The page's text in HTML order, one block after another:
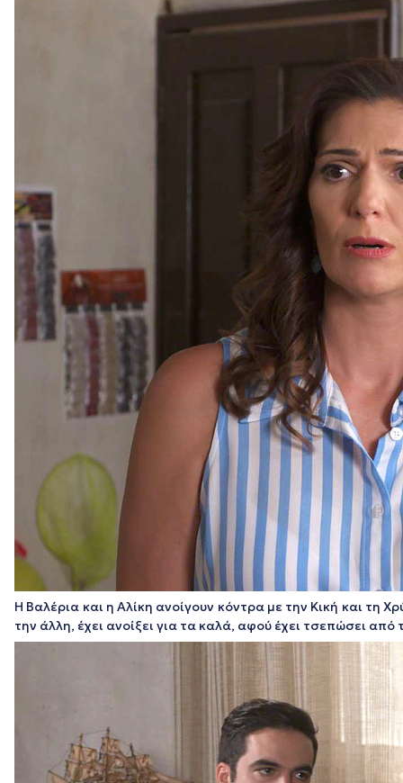
Η Βαλέρια και η Αλίκη ανοίγουν κόντρα με την Κική και
την άλλη, έχει ανοίξει για τα καλά, αφού έχει τσεπώσει